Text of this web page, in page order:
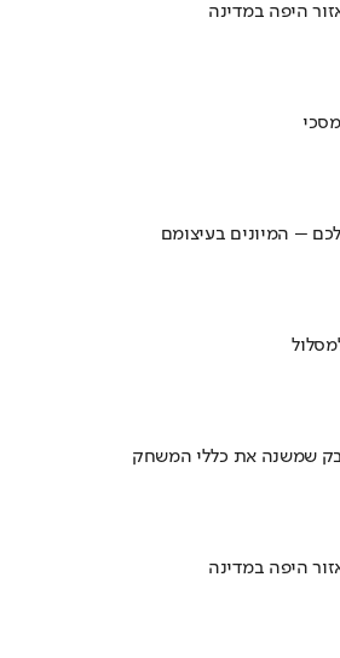
– המיונים בעיצומם
שמשנה את כללי המשחק